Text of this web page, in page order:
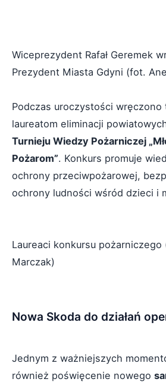
Wiceprezydent Rafał Geremek
Prezydent Miasta Gdyni (fot.
Podczas uroczystości wręczono
laureatom eliminacji
Turnieju Wiedzy Pożarniczej
Pożarom”. Konkurs promuje
ochrony przeciwpożarowej,
ochrony ludności wśród dzieci i
Laureaci konkursu
Marczak)
Nowa Skoda do działań
Jednym z ważniejszych
również poświęcenie nowego